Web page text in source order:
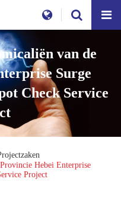
van de
Surge
Check Service
Hebei Enterprise
Project